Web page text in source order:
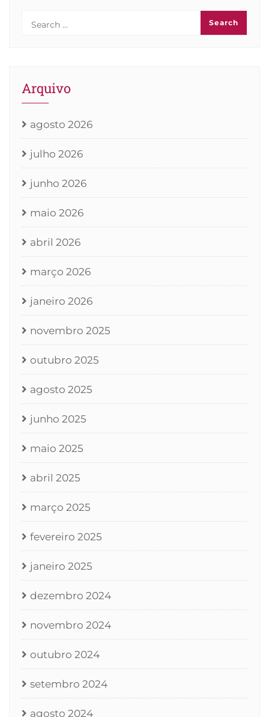
Arquivo
agosto 2026
julho 2026
junho 2026
maio 2026
abril 2026
março 2026
janeiro 2026
novembro 2025
outubro 2025
agosto 2025
junho 2025
maio 2025
abril 2025
março 2025
fevereiro 2025
janeiro 2025
dezembro 2024
novembro 2024
outubro 2024
setembro 2024
agosto 2024